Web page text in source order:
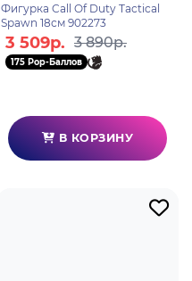
Фигурка Call Of Duty Tactical
Spawn 18см 902273
3 509р. 3 890р.
175 Pop-Баллов
В КОРЗИНУ